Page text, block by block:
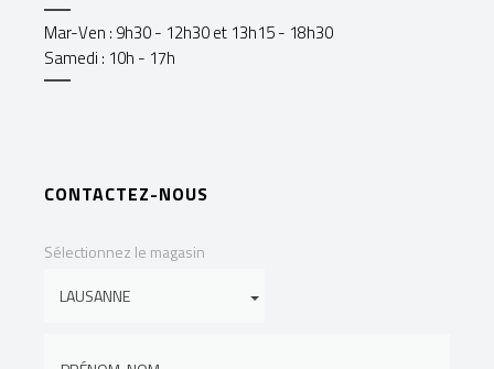
Mar-Ven : 9h30 - 12h30 et 13h15 - 18h30
Samedi : 10h - 17h
CONTACTEZ-NOUS
Sélectionnez le magasin